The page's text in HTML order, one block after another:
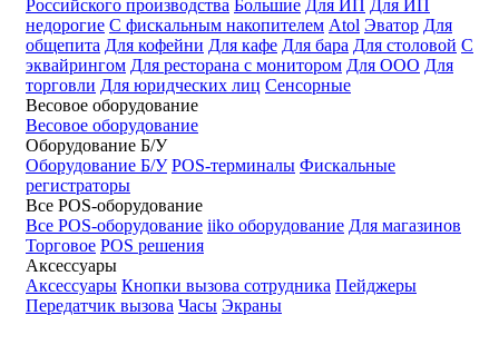
Российского производства Большие Для ИП Для ИП
недорогие С фискальным накопителем Atol Эватор Для
общепита Для кофейни Для кафе Для бара Для столовой С
эквайрингом Для ресторана с монитором Для ООО Для
торговли Для юридческих лиц Сенсорные
Весовое оборудование
Весовое оборудование
Оборудование Б/У
Оборудование Б/У POS-терминалы Фискальные
регистраторы
Все POS-оборудование
Все POS-оборудование iiko оборудование Для магазинов
Торговое POS решения
Аксессуары
Аксессуары Кнопки вызова сотрудника Пейджеры
Передатчик вызова Часы Экраны